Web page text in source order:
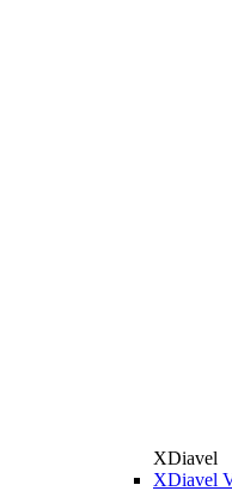
XDiavel
XDiavel